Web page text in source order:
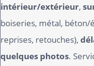
intérieur/extérieur,
boiseries, métal, béton/
reprises, retouches),
quelques photos.